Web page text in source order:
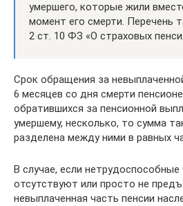
умершего, которые жили
момент его смерти. Перечень
2 ст. 10 ФЗ «О страховых
Срок обращения за
6 месяцев со дня смерти
обратившихся за пенсионной
умершему, несколько, то сумма
разделена между ними в равных
В случае, если
отсутствуют или просто не
невыплаченная часть пенсии